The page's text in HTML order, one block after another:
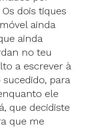
dois tiques
ainda
ainda
no teu
a escrever à
para
ele
que decidiste
que me